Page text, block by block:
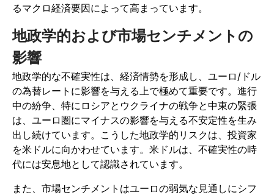
るマクロ経済要因によって高まっています。
地政学的および市場センチメントの
影響
地政学的な不確実性は、経済情勢を形成し、ユーロ/ドル
の為替レートに影響を与える上で極めて重要です。進行
中の紛争、特にロシアとウクライナの戦争と中東の緊張
は、ユーロ圏にマイナスの影響を与える不安定性を生み
出し続けています。こうした地政学的リスクは、投資家
を米ドルに向かわせています。米ドルは、不確実性の時
代には安息地として認識されています。
また、市場センチメントはユーロの弱気な見通しにシフ